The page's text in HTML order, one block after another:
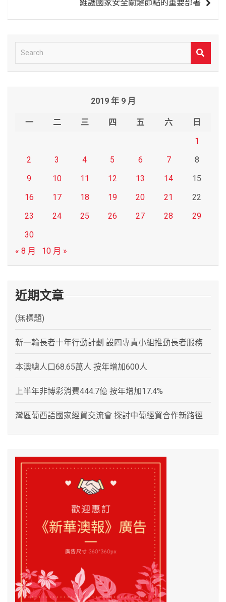
維護國家安全關鍵節點的重要部署
e
2019 年 9 月
一 二 三 四 五 六
日
1
2
3 4 5 6 7
8
9
10 11 12 13 14
15
16
17 18 19 20 21
22
23
24 25 26 27 28
29
30
« 8 月
10 月 »
近期文章
(無標題)
新一輪長者十年行動計劃 設四專責小組推動長者服務
本澳總人口68.65萬人 按年增加600人
上半年非博彩消費444.7億 按年增加17.4%
灣區葡西語國家經貿交流會 探討中葡經貿合作新路徑